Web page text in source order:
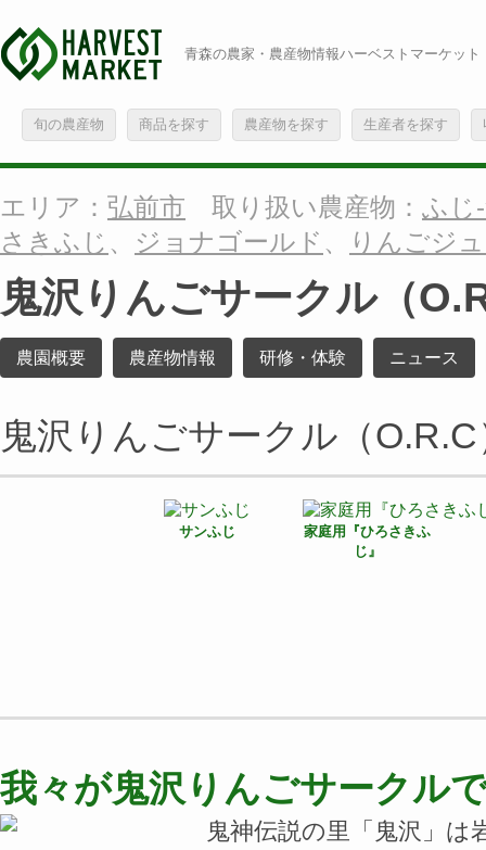
青森の農家・農産物情報ハーベストマーケット
旬の農産物 商品を探す 農産物を探す 生産者を探す
エリア： 弘前市 取り扱い農産物： ふじ
さきふじ 、 ジョナゴールド 、 りんごジ
鬼沢りんごサークル（
農園概要 農産物情報 研修・体験 ニュース
鬼沢りんごサークル（
サンふじ
家庭用『ひろさきふ
じ』
我々が鬼沢りんごサークル
鬼神伝説の里「鬼沢」は